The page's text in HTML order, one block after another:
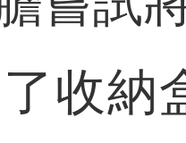
收納